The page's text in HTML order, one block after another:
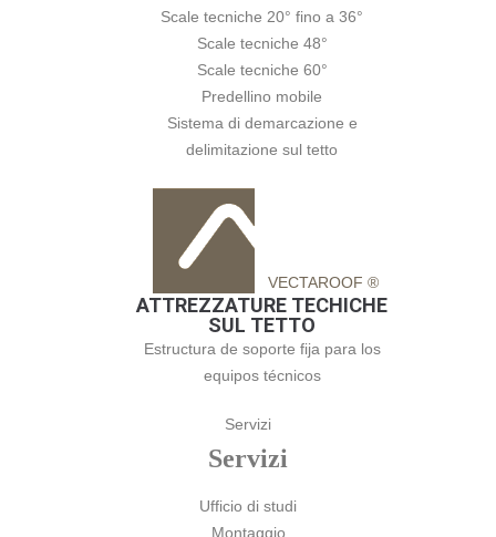
Scale tecniche 20° fino a 36°
Scale tecniche 48°
Scale tecniche 60°
Predellino mobile
Sistema di demarcazione e
delimitazione sul tetto
VECTAROOF ®
ATTREZZATURE TECHICHE
SUL TETTO
Estructura de soporte fija para los
equipos técnicos
Servizi
Servizi
Ufficio di studi
Montaggio